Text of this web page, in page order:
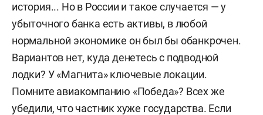
история... Но в России и такое случается — у
убыточного банка есть активы, в любой
нормальной экономике он был бы обанкрочен.
Вариантов нет, куда денетесь с подводной
лодки? У «Магнита» ключевые локации.
Помните авиакомпанию «Победа»? Всех же
убедили, что частник хуже государства. Если